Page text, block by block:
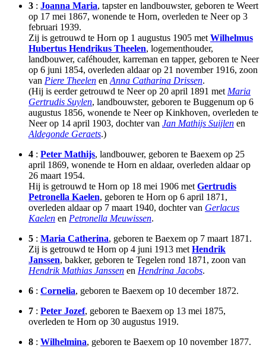
3 : Joanna Maria, tapster en landbouwster, geboren te Weert
op 17 mei 1867, wonende te Horn, overleden te Neer op 3
februari 1939.
Zij is getrouwd te Horn op 1 augustus 1905 met Wilhelmus
Hubertus Hendrikus Theelen, logementhouder,
landbouwer, caféhouder, karreman en tapper, geboren te Neer
op 6 juni 1854, overleden aldaar op 21 november 1916, zoon
van Piere Theelen en Anna Catharina Drissen.
(Hij is eerder getrouwd te Neer op 20 april 1891 met Maria
Gertrudis Suylen, landbouwster, geboren te Buggenum op 6
augustus 1856, wonende te Neer op Kinkhoven, overleden te
Neer op 14 april 1903, dochter van Jan Mathijs Suijlen en
Aldegonde Geraets.)
4 : Peter Mathijs, landbouwer, geboren te Baexem op 25
april 1869, wonende te Horn en aldaar, overleden aldaar op
26 maart 1954.
Hij is getrouwd te Horn op 18 mei 1906 met Gertrudis
Petronella Kaelen, geboren te Horn op 6 april 1871,
overleden aldaar op 7 maart 1940, dochter van Gerlacus
Kaelen en Petronella Meuwissen.
5 : Maria Catherina, geboren te Baexem op 7 maart 1871.
Zij is getrouwd te Horn op 4 juni 1913 met Hendrik
Janssen, bakker, geboren te Tegelen rond 1871, zoon van
Hendrik Mathias Janssen en Hendrina Jacobs.
6 : Cornelia, geboren te Baexem op 10 december 1872.
7 : Peter Jozef, geboren te Baexem op 13 mei 1875,
overleden te Horn op 30 augustus 1919.
8 : Wilhelmina, geboren te Baexem op 10 november 1877.